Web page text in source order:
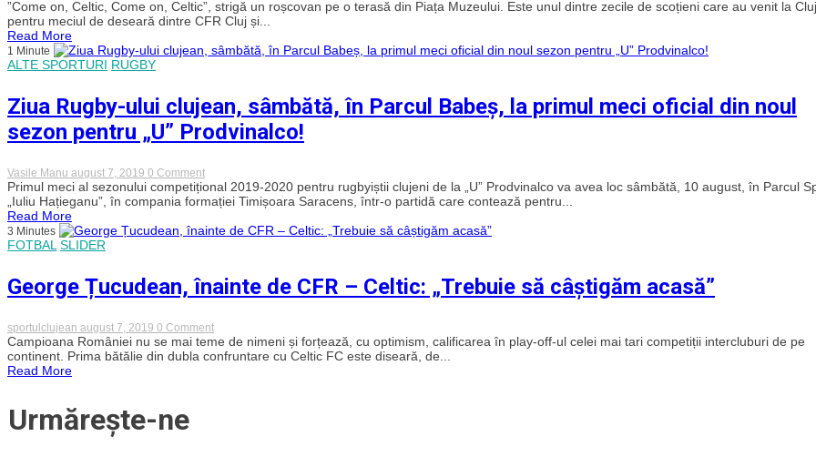
retur
de
în
Celtic
Park
Party
scoțian
în
Clujului
”Come on, Celtic, Come on, Celtic”, strigă un roșcovan pe o terasă din Piața Muzeului. Este unul dintre zecile de scoțieni care au venit la Cluj
pentru meciul de deseară dintre CFR Cluj și...
Read More
1 Minute
ALTE SPORTURI RUGBY
Ziua Rugby-ului clujean, sâmbătă, în Parcul Babeș, la primul meci oficial din noul
sezon pentru „U” Prodvinalco!
Vasile Manu august 7, 2019 0 Commenton
Ziua
Rugby-
ului
sâmbătă,
la
primul
oficial
din
noul
sezon
Primul meci al sezonului competițional 2019-2020 pentru rugbyiștii clujeni de la „U” Prodvinalco va avea loc sâmbătă, 10 august, în Parcul
„Iuliu Hațieganu”, în compania formației Timișoara Saracens, într-o partidă care contează pentru...
Read More
3 Minutes
FOTBAL SLIDER
George Țucudean, înainte de CFR – Celtic: „Trebuie să câștigăm acasă”
sportulclujean august 7, 2019 0 Commenton
George
Țucudean,
înainte
Campioana României nu se mai teme de nimeni și forțează, cu optimism, calificarea în play-off-ul celei mai tari competiții intercluburi de pe
continent. Prima bătălie din dubla confruntare cu Celtic FC este diseară, de...
Read More
Urmărește-ne